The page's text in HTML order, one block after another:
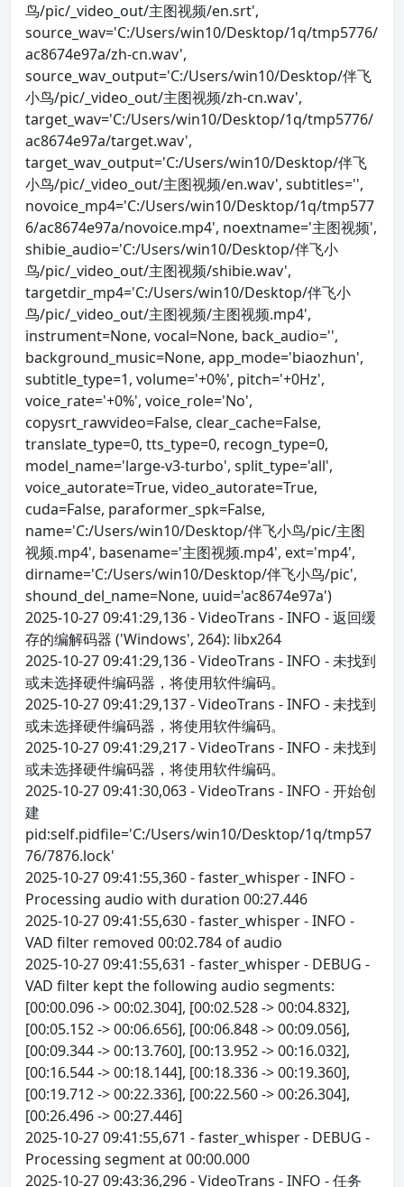
鸟/pic/_video_out/主图视频/en.srt',
source_wav='C:/Users/win10/Desktop/1q/tmp5776/
ac8674e97a/zh-cn.wav',
source_wav_output='C:/Users/win10/Desktop/伴飞
小鸟/pic/_video_out/主图视频/zh-cn.wav',
target_wav='C:/Users/win10/Desktop/1q/tmp5776/
ac8674e97a/target.wav',
target_wav_output='C:/Users/win10/Desktop/伴飞
小鸟/pic/_video_out/主图视频/en.wav', subtitles='',
novoice_mp4='C:/Users/win10/Desktop/1q/tmp577
6/ac8674e97a/novoice.mp4', noextname='主图视频',
shibie_audio='C:/Users/win10/Desktop/伴飞小
鸟/pic/_video_out/主图视频/shibie.wav',
targetdir_mp4='C:/Users/win10/Desktop/伴飞小
鸟/pic/_video_out/主图视频/主图视频.mp4',
instrument=None, vocal=None, back_audio='',
background_music=None, app_mode='biaozhun',
subtitle_type=1, volume='+0%', pitch='+0Hz',
voice_rate='+0%', voice_role='No',
copysrt_rawvideo=False, clear_cache=False,
translate_type=0, tts_type=0, recogn_type=0,
model_name='large-v3-turbo', split_type='all',
voice_autorate=True, video_autorate=True,
cuda=False, paraformer_spk=False,
name='C:/Users/win10/Desktop/伴飞小鸟/pic/主图
视频.mp4', basename='主图视频.mp4', ext='mp4',
dirname='C:/Users/win10/Desktop/伴飞小鸟/pic',
shound_del_name=None, uuid='ac8674e97a')
2025-10-27 09:41:29,136 - VideoTrans - INFO - 返回缓
存的编解码器 ('Windows', 264): libx264
2025-10-27 09:41:29,136 - VideoTrans - INFO - 未找到
或未选择硬件编码器，将使用软件编码。
2025-10-27 09:41:29,137 - VideoTrans - INFO - 未找到
或未选择硬件编码器，将使用软件编码。
2025-10-27 09:41:29,217 - VideoTrans - INFO - 未找到
或未选择硬件编码器，将使用软件编码。
2025-10-27 09:41:30,063 - VideoTrans - INFO - 开始创
建
pid:self.pidfile='C:/Users/win10/Desktop/1q/tmp57
76/7876.lock'
2025-10-27 09:41:55,360 - faster_whisper - INFO -
Processing audio with duration 00:27.446
2025-10-27 09:41:55,630 - faster_whisper - INFO -
VAD filter removed 00:02.784 of audio
2025-10-27 09:41:55,631 - faster_whisper - DEBUG -
VAD filter kept the following audio segments:
[00:00.096 -> 00:02.304], [00:02.528 -> 00:04.832],
[00:05.152 -> 00:06.656], [00:06.848 -> 00:09.056],
[00:09.344 -> 00:13.760], [00:13.952 -> 00:16.032],
[00:16.544 -> 00:18.144], [00:18.336 -> 00:19.360],
[00:19.712 -> 00:22.336], [00:22.560 -> 00:26.304],
[00:26.496 -> 00:27.446]
2025-10-27 09:41:55,671 - faster_whisper - DEBUG -
Processing segment at 00:00.000
2025-10-27 09:43:36,296 - VideoTrans - INFO - 任务